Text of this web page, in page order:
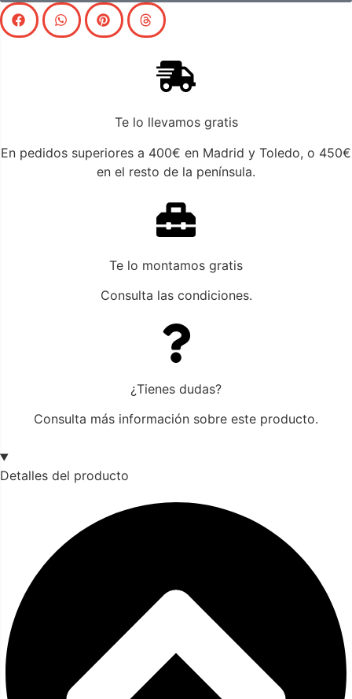
Te lo llevamos gratis
En pedidos superiores a 400€ en Madrid y Toledo, o 450€
en el resto de la península.
Te lo montamos gratis
Consulta las condiciones.
¿Tienes dudas?
Consulta más información sobre este producto.
Detalles del producto